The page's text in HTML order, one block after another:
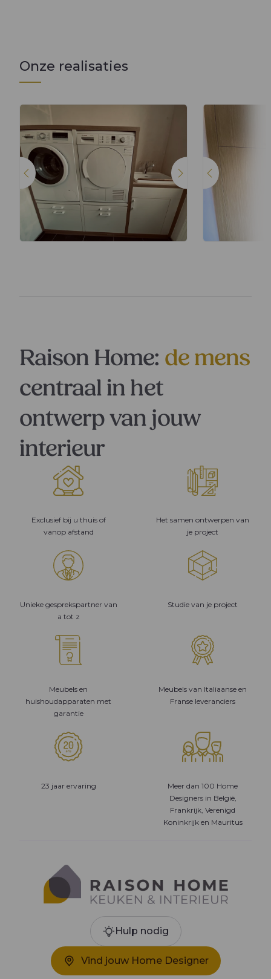
Onze realisaties
Raison Home: de mens
centraal in het
ontwerp van jouw
interieur
Exclusief bij u thuis of
vanop afstand
Het samen ontwerpen van
je project
Unieke gesprekspartner van
a tot z
Studie van je project
Meubels en
huishoudapparaten met
garantie
Meubels van Italiaanse en
Franse leveranciers
23 jaar ervaring
Meer dan 100 Home
Designers in België,
Frankrijk, Verenigd
Koninkrijk en Mauritus
Hulp nodig
Vind jouw Home Designer